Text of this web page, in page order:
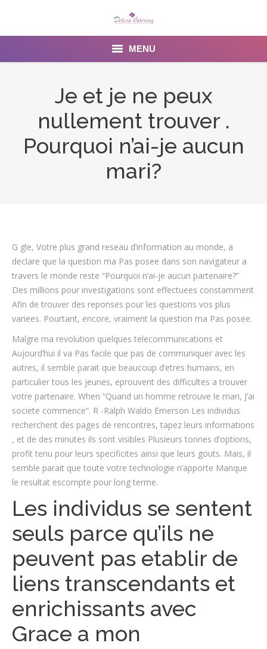
MENU
Contact Us
Je et je ne peux
nullement trouver .
Pourquoi n’ai-je aucun
mari?
G gle, Votre plus grand reseau d’information au monde, a
declare que la question ma Pas posee dans son navigateur a
travers le monde reste “Pourquoi n’ai-je aucun partenaire?”
Des millions pour investigations sont effectuees constamment
Afin de trouver des reponses pour les questions vos plus
variees. Pourtant, encore, vraiment la question ma Pas posee.
Malgre ma revolution quelques telecommunications et
Aujourd’hui il va Pas facile que pas de communiquer avec les
autres, il semble parait que beaucoup d’etres humains, en
particulier tous les jeunes, eprouvent des difficultes a trouver
votre partenaire. When “Quand un homme retrouve le mari, J’ai
societe commence”. R -Ralph Waldo Emerson Les individus
recherchent des pages de rencontres, tapez leurs informations
, et de des minutes ils sont visibles Plusieurs tonnes d’options,
profit tenu pour leurs specificites ainsi que leurs gouts. Mais, il
semble parait que toute votre technologie n’apporte Manque
le resultat escompte pour long terme.
Les individus se sentent
seuls parce qu’ils ne
peuvent pas etablir de
liens transcendants et
enrichissants avec
Grace a mon